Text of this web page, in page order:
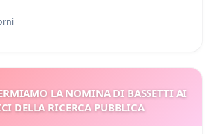
LA NOMINA DI BASSETTI AI
DELLA RICERCA PUBBLICA